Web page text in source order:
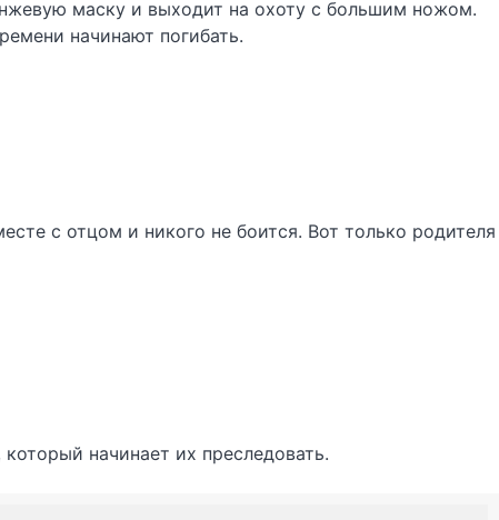
маску и выходит на охоту с большим ножом.
начинают погибать.
с отцом и никого не боится. Вот только родителя
начинает их преследовать.